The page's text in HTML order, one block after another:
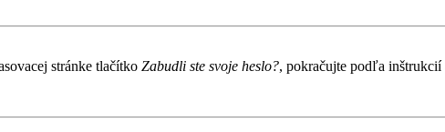
stránke tlačítko Zabudli ste svoje heslo?, pokračujte podľa inštrukcií